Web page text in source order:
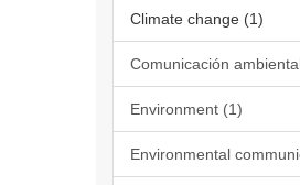
Climate change (1)
Comunicación
Environment (1)
Environmental